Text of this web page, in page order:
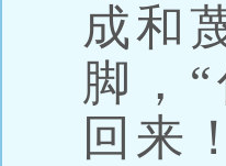
成和
脚，
回来